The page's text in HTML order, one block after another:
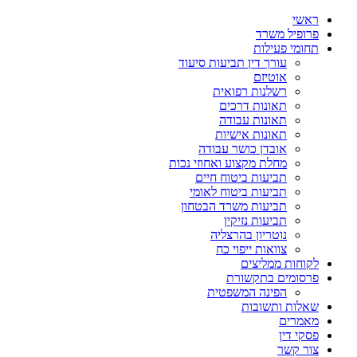
ראשי
פרופיל משרד
תחומי פעילות
עורך דין תביעות סיעוד
אוטיזם
רשלנות רפואית
תאונות דרכים
תאונות עבודה
תאונות אישיות
אובדן כושר עבודה
מחלת מקצוע ואחוזי נכות
תביעות ביטוח חיים
תביעות ביטוח לאומי
תביעות משרד הבטחון
תביעות נזיקין
נוטריון בהרצליה
צוואות ייפוי כח
לקוחות ממליצים
פרסומים בתקשורת
הפינה המשפטית
שאלות ותשובות
מאמרים
פסקי דין
צור קשר